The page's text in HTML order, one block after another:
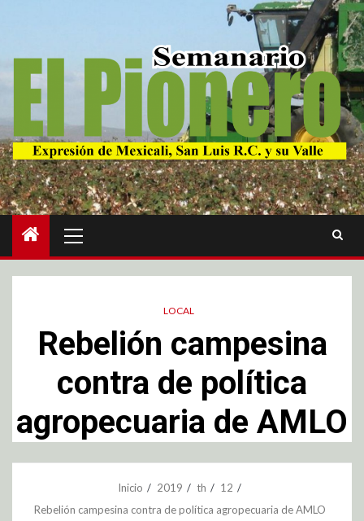
LOCAL
Rebelión campesina
contra de política
agropecuaria de AMLO
Inicio 2019 th
12
Rebelión campesina contra de política agropecuaria de AMLO